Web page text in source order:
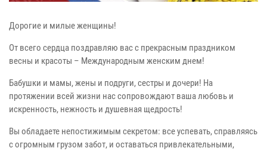
Дорогие и милые женщины!
От всего сердца поздравляю вас с прекрасным праздником
весны и красоты – Международным женским днем!
Бабушки и мамы, жены и подруги, сестры и дочери! На
протяжении всей жизни нас сопровождают ваша любовь и
искренность, нежность и душевная щедрость!
Вы обладаете непостижимым секретом: все успевать, справляясь
с огромным грузом забот, и оставаться привлекательными,